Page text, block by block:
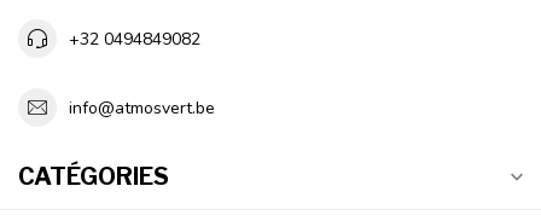
+32 0494849082
info@atmosvert.be
CATÉGORIES